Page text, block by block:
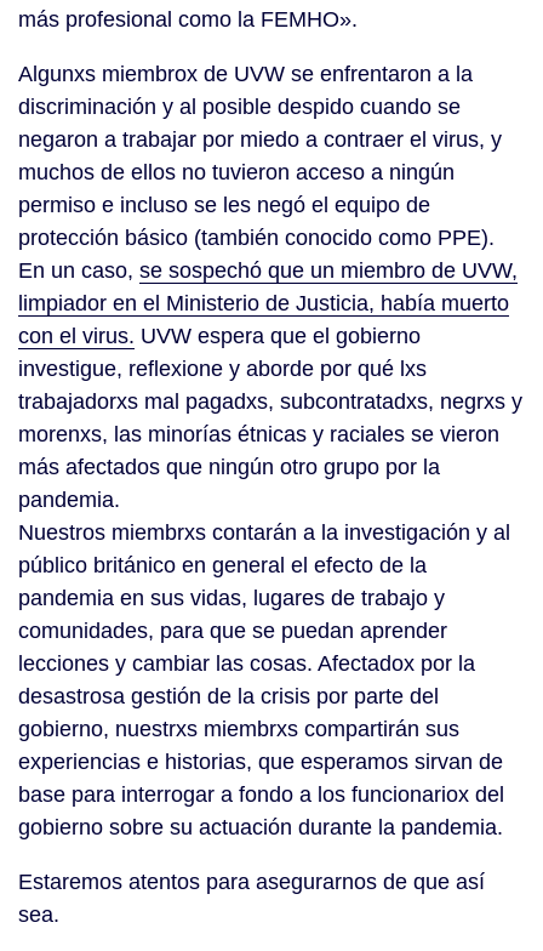
más profesional como la FEMHO».
Algunxs miembrox de UVW se enfrentaron a la
discriminación y al posible despido cuando se
negaron a trabajar por miedo a contraer el virus, y
muchos de ellos no tuvieron acceso a ningún
permiso e incluso se les negó el equipo de
protección básico (también conocido como PPE).
En un caso, se sospechó que un miembro de UVW,
limpiador en el Ministerio de Justicia, había muerto
con el virus. UVW espera que el gobierno
investigue, reflexione y aborde por qué lxs
trabajadorxs mal pagadxs, subcontratadxs, negrxs y
morenxs, las minorías étnicas y raciales se vieron
más afectados que ningún otro grupo por la
pandemia.
Nuestros miembrxs contarán a la investigación y al
público británico en general el efecto de la
pandemia en sus vidas, lugares de trabajo y
comunidades, para que se puedan aprender
lecciones y cambiar las cosas. Afectadox por la
desastrosa gestión de la crisis por parte del
gobierno, nuestrxs miembrxs compartirán sus
experiencias e historias, que esperamos sirvan de
base para interrogar a fondo a los funcionariox del
gobierno sobre su actuación durante la pandemia.
Estaremos atentos para asegurarnos de que así
sea.